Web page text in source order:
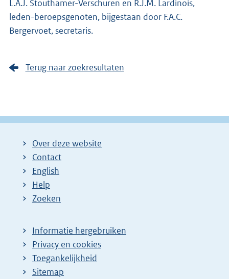
L.A.J. Stouthamer-Verschuren en R.J.M. Lardinois,
leden-beroepsgenoten, bijgestaan door F.A.C.
Bergervoet, secretaris.
Terug naar zoekresultaten
Over deze website
Contact
English
Help
Zoeken
Informatie hergebruiken
Privacy en cookies
Toegankelijkheid
Sitemap